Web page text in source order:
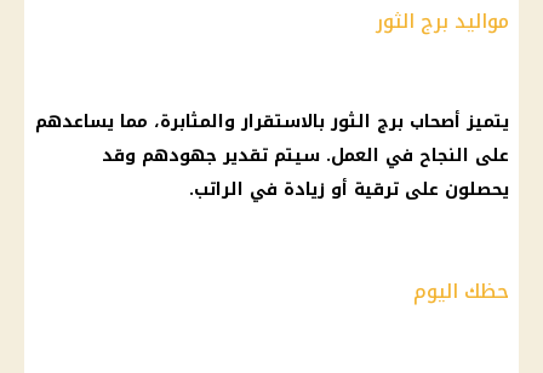
مواليد برج الثور
يتميز أصحاب برج الثوربالاستقرار والمثابرة، مما يساعدهم
على النجاح في العمل. سيتم تقدير جهودهم وقد
يحصلون على ترقية أو زيادة في الراتب.
حظك اليوم